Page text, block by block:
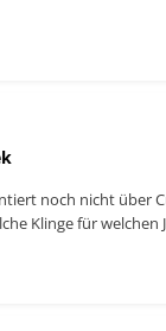
noch nicht über
Klinge für welchen